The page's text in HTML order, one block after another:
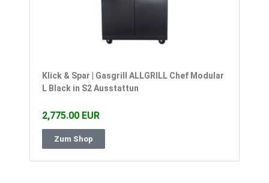
Klick & Spar | Gasgrill ALLGRILL Chef Modular
L Black in S2 Ausstattun
2,775.00 EUR
Zum Shop